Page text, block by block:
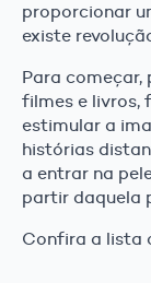
proporcionar
existe
Para começar,
filmes e livros,
estimular a
histórias
a entrar na
partir daquela
Confira a lista